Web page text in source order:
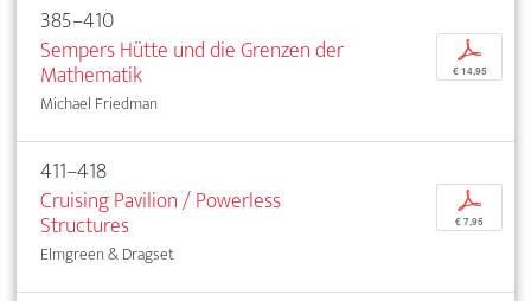
385–410
Sempers Hütte und die Grenzen der
Mathematik
Michael Friedman
p
€ 14,95
411–418
Cruising Pavilion / Powerless
Structures
Elmgreen & Dragset
p
€ 7,95